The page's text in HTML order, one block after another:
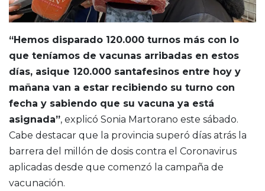
“Hemos disparado 120.000 turnos más con lo
que teníamos de vacunas arribadas en estos
días, asique 120.000 santafesinos entre hoy y
mañana van a estar recibiendo su turno con
fecha y sabiendo que su vacuna ya está
asignada”, explicó Sonia Martorano este sábado.
Cabe destacar que la provincia superó días atrás la
barrera del millón de dosis contra el Coronavirus
aplicadas desde que comenzó la campaña de
vacunación.